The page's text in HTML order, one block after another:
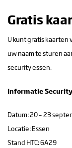
Gratis
U kunt gratis
uw naam te sturen
security essen.
Informatie
Datum: 20 – 23
Locatie: Essen
Stand HTC: 6A29